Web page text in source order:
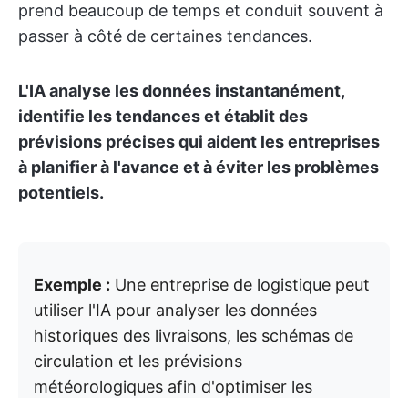
prend beaucoup de temps et conduit souvent à
passer à côté de certaines tendances.
L'IA analyse les données instantanément,
identifie les tendances et établit des
prévisions précises qui aident les entreprises
à planifier à l'avance et à éviter les problèmes
potentiels.
Exemple : Une entreprise de logistique peut
utiliser l'IA pour analyser les données
historiques des livraisons, les schémas de
circulation et les prévisions
météorologiques afin d'optimiser les